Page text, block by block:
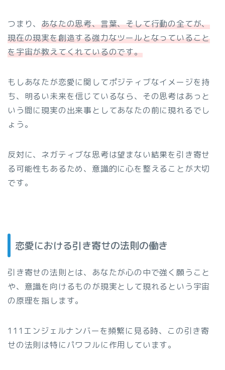
つまり、あなたの思考、言葉、そして行動の全てが、
現在の現実を創造する強力なツールとなっていること
を宇宙が教えてくれているのです。
もしあなたが恋愛に関してポジティブなイメージを持
ち、明るい未来を信じているなら、その思考はあっと
いう間に現実の出来事としてあなたの前に現れるでし
ょう。
反対に、ネガティブな思考は望まない結果を引き寄せ
る可能性もあるため、意識的に心を整えることが大切
です。
恋愛における引き寄せの法則の働き
引き寄せの法則とは、あなたが心の中で強く願うこと
や、意識を向けるものが現実として現れるという宇宙
の原理を指します。
111エンジェルナンバーを頻繁に見る時、この引き寄
せの法則は特にパワフルに作用しています。